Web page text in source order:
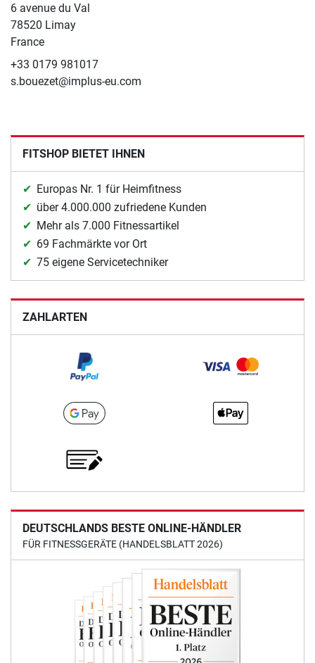
6 avenue du Val
78520 Limay
France
+33 0179 981017
s.bouezet@implus-eu.com
FITSHOP BIETET IHNEN
Europas Nr. 1 für Heimfitness
über 4.000.000 zufriedene Kunden
Mehr als 7.000 Fitnessartikel
69 Fachmärkte vor Ort
75 eigene Servicetechniker
ZAHLARTEN
DEUTSCHLANDS BESTE ONLINE-HÄNDLER
FÜR FITNESSGERÄTE (HANDELSBLATT 2026)